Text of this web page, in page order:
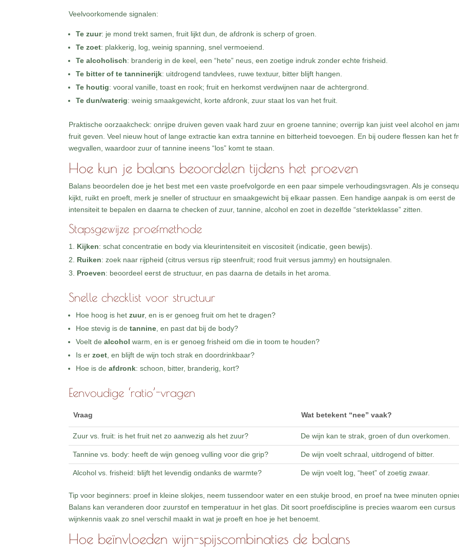
Veelvoorkomende signalen:
Te zuur: je mond trekt samen, fruit lijkt dun, de afdronk is scherp of groen.
Te zoet: plakkerig, log, weinig spanning, snel vermoeiend.
Te alcoholisch: branderig in de keel, een “hete” neus, een zoetige indruk zonder echte frisheid.
Te bitter of te tanninerijk: uitdrogend tandvlees, ruwe textuur, bitter blijft hangen.
Te houtig: vooral vanille, toast en rook; fruit en herkomst verdwijnen naar de achtergrond.
Te dun/waterig: weinig smaakgewicht, korte afdronk, zuur staat los van het fruit.
Praktische oorzaakcheck: onrijpe druiven geven vaak hard zuur en groene tannine; overrijp kan juist veel alcohol en
fruit geven. Veel nieuw hout of lange extractie kan extra tannine en bitterheid toevoegen. En bij oudere flessen kan het
wegvallen, waardoor zuur of tannine ineens “los” komt te staan.
Hoe kun je balans beoordelen tijdens het proeven
Balans beoordelen doe je het best met een vaste proefvolgorde en een paar simpele verhoudingsvragen. Als je
kijkt, ruikt en proeft, merk je sneller of structuur en smaakgewicht bij elkaar passen. Een handige aanpak is om eerst de
intensiteit te bepalen en daarna te checken of zuur, tannine, alcohol en zoet in dezelfde “sterkteklasse” zitten.
Stapsgewijze proefmethode
Kijken: schat concentratie en body via kleurintensiteit en viscositeit (indicatie, geen bewijs).
Ruiken: zoek naar rijpheid (citrus versus rijp steenfruit; rood fruit versus jammy) en houtsignalen.
Proeven: beoordeel eerst de structuur, en pas daarna de details in het aroma.
Snelle checklist voor structuur
Hoe hoog is hetzuur, en is er genoeg fruit om het te dragen?
Hoe stevig is detannine , en past dat bij de body?
Voelt dealcohol warm, en is er genoeg frisheid om die in toom te houden?
Is erzoet , en blijft de wijn toch strak en doordrinkbaar?
Hoe is deafdronk: schoon, bitter, branderig, kort?
Eenvoudige ‘ratio’-vragen
Vraag Wat betekent “nee” vaak?
Zuur vs. fruit: is het fruit net zo aanwezig als het zuur? De wijn kan te strak, groen of dun overkomen.
Tannine vs. body: heeft de wijn genoeg vulling voor die grip? De wijn voelt schraal, uitdrogend of bitter.
Alcohol vs. frisheid: blijft het levendig ondanks de warmte? De wijn voelt log, “heet” of zoetig zwaar.
Tip voor beginners: proef in kleine slokjes, neem tussendoor water en een stukje brood, en proef na twee minuten
Balans kan veranderen door zuurstof en temperatuur in het glas. Dit soort proefdiscipline is precies waarom een cursus
wijnkennis vaak zo snel verschil maakt in wat je proeft en hoe je het benoemt.
Hoe beïnvloeden wijn-spijscombinaties de balans